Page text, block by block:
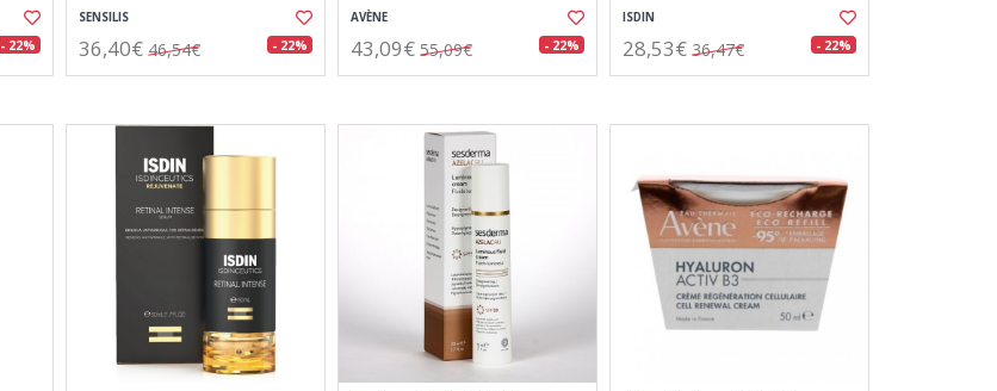
- 22%
SENSILIS
36,40€ 46,54€ - 22%
AVÈNE
43,09€ 55,09€ - 22%
ISDIN
28,53€ 36,47€ - 22%